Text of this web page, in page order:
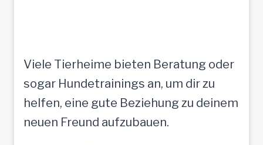
Viele Tierheime bieten Beratung oder
sogar Hundetrainings an, um dir zu
helfen, eine gute Beziehung zu deinem
neuen Freund aufzubauen.